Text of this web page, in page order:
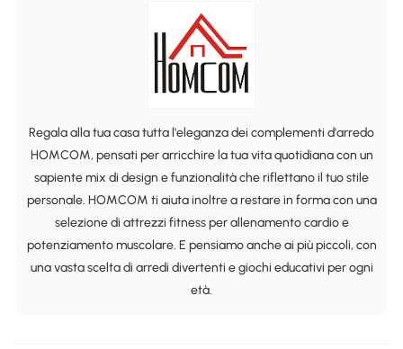
Regala alla tua casa tutta l'eleganza dei complementi d'arredo
HOMCOM, pensati per arricchire la tua vita quotidiana con un
sapiente mix di design e funzionalità che riflettano il tuo stile
personale. HOMCOM ti aiuta inoltre a restare in forma con una
selezione di attrezzi fitness per allenamento cardio e
potenziamento muscolare. E pensiamo anche ai più piccoli, con
una vasta scelta di arredi divertenti e giochi educativi per ogni
età.